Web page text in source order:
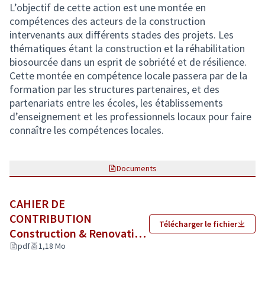
L’objectif de cette action est une montée en
compétences des acteurs de la construction
intervenants aux différents stades des projets. Les
thématiques étant la construction et la réhabilitation
biosourcée dans un esprit de sobriété et de résilience.
Cette montée en compétence locale passera par de la
formation par les structures partenaires, et des
partenariats entre les écoles, les établissements
d’enseignement et les professionnels locaux pour faire
connaître les compétences locales.
Documents
CAHIER DE
CONTRIBUTION
Construction & Renovation
biosourcées.pdf
pdf 1,18 Mo
Télécharger le fichier